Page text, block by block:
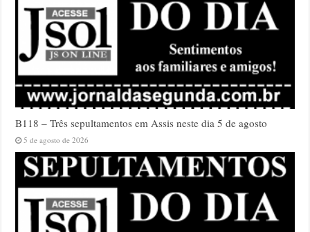
B118 – Três sepultamentos em Assis neste dia 5 de agosto
5 de agosto de 2026